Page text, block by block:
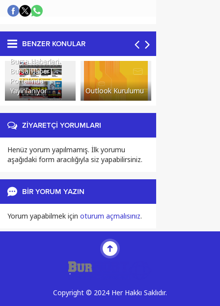
BENZER KONULAR
Bursa Haberleri
Bursa Haber
Portalı’nda
Yayınlanıyor
Outlook Kurulumu
ZİYARETÇİ YORUMLARI
Henüz yorum yapılmamış. İlk yorumu
aşağıdaki form aracılığıyla siz yapabilirsiniz.
BİR YORUM YAZIN
Yorum yapabilmek için oturum açmalısınız.
Copyright © 2024 Her Hakkı Saklıdır.